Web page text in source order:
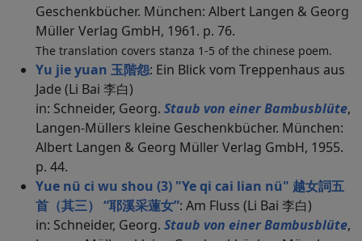
Geschenkbücher. München: Albert Langen & Georg
Müller Verlag GmbH, 1961. p. 76.
The translation covers stanza 1-5 of the chinese poem.
Yu jie yuan 玉階怨: Ein Blick vom Treppenhaus aus
Jade (Li Bai 李白)
in: Schneider, Georg. Staub von einer Bambusblüte,
Langen-Müllers kleine Geschenkbücher. München:
Albert Langen & Georg Müller Verlag GmbH, 1955.
p. 44.
Yue nü ci wu shou (3) "Ye qi cai lian nü" 越女詞五
首（其三） “耶溪采蓮女”: Am Fluss (Li Bai 李白)
in: Schneider, Georg. Staub von einer Bambusblüte,